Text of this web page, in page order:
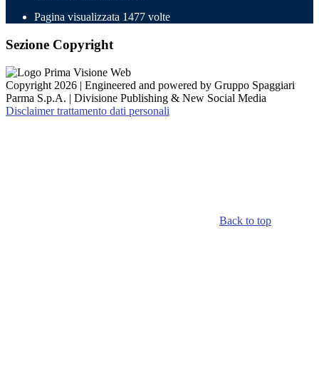
Pagina visualizzata 1477 volte
Sezione Copyright
Copyright 2026 | Engineered and powered by Gruppo Spaggiari
Parma S.p.A. | Divisione Publishing & New Social Media
Disclaimer trattamento dati personali
Back to top